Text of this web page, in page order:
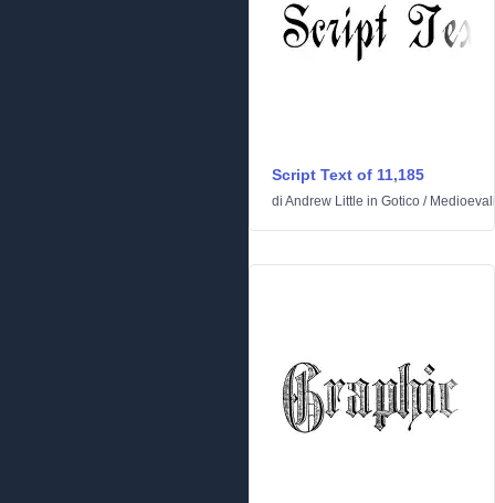
Script Text of 11,185
di Andrew Little in Gotico / Medioevali